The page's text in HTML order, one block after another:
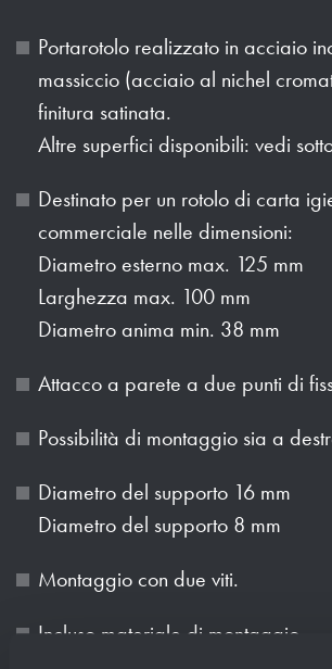
Portarotolo realizzato in acciaio
massiccio (acciaio al nichel
finitura satinata.
Altre superfici disponibili: vedi
Destinato per un rotolo di carta
commerciale nelle dimensioni:
Diametro esterno max. 125 mm
Larghezza max. 100 mm
Diametro anima min. 38 mm
Attacco a parete a due punti di
Possibilità di montaggio sia a
Diametro del supporto 16 mm
Diametro del supporto 8 mm
Montaggio con due viti.
Incluso materiale di montaggio.